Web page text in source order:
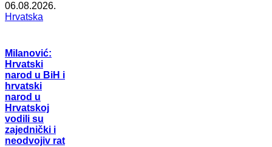
06.08.2026.
Hrvatska
Milanović:
Hrvatski
narod u BiH i
hrvatski
narod u
Hrvatskoj
vodili su
zajednički i
neodvojiv rat